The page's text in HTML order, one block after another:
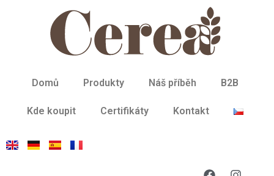
Domů Produkty Náš příběh B2B
Kde koupit Certifikáty Kontakt